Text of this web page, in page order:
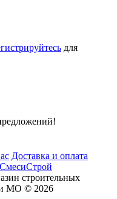
для
Доставка и оплата
строительных
и МО © 2026